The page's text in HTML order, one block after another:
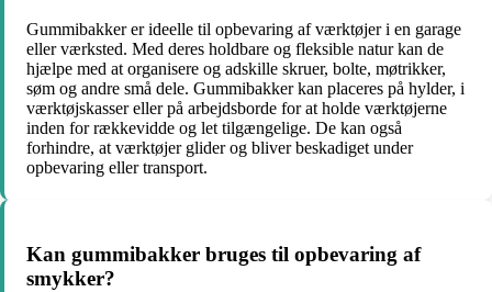
Gummibakker er ideelle til opbevaring af værktøjer i en garage
eller værksted. Med deres holdbare og fleksible natur kan de
hjælpe med at organisere og adskille skruer, bolte, møtrikker,
søm og andre små dele. Gummibakker kan placeres på hylder, i
værktøjskasser eller på arbejdsborde for at holde værktøjerne
inden for rækkevidde og let tilgængelige. De kan også
forhindre, at værktøjer glider og bliver beskadiget under
opbevaring eller transport.
Kan gummibakker bruges til opbevaring af
smykker?